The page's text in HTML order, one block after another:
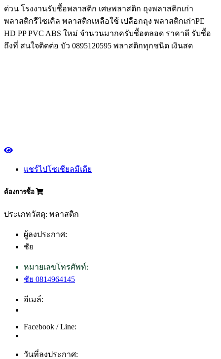
ด่วน โรงงานรับซื้อพลาสติก เศษพลาสติก ถุงพลาสติกเก่า
พลาสติกรีไซเคิล พลาสติกเหลือใช้ เปลือกถุง พลาสติกเก่าPE
HD PP PVC ABS ใหม่ จำนวนมากครับซื้อตลอด ราคาดี รับซื้อ
ถึงที่ สนใจติดต่อ บัว 0895120595 พลาสติกทุกชนิด เงินสด
แชร์ไปโซเชียลมีเดีย
ต้องการซื้อ
ประเภทวัสดุ: พลาสติก
ผู้ลงประกาศ:
ชัย
หมายเลขโทรศัพท์:
ชัย 0814964145
อีเมล์:
Facebook / Line:
วันที่ลงประกาศ: